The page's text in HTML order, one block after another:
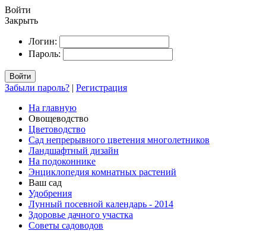
Войти
Закрыть
Логин:
Пароль:
Войти
Забыли пароль? | Регистрация
На главную
Овощеводство
Цветоводство
Сад непрерывного цветения многолетников
Ландшафтный дизайн
На подоконнике
Энциклопедия комнатных растений
Ваш сад
Удобрения
Лунный посевной календарь - 2014
Здоровье дачного участка
Советы садоводов